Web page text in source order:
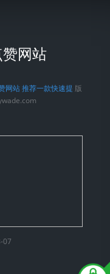
网站
网站 推荐一款快速提 版
07